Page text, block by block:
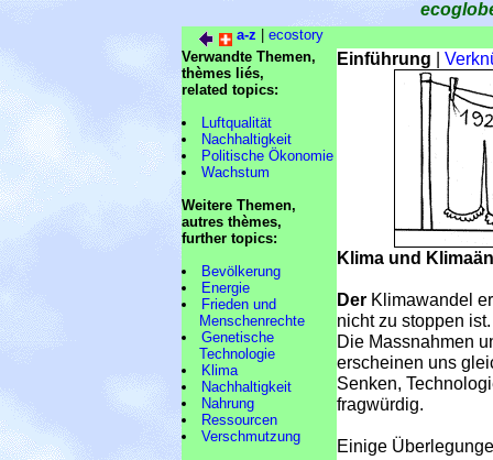
a-z
ecostory
Verwandte Themen,
thèmes liés,
related topics:
Luftqualität
Nachhaltigkeit
Politische Ökonomie
Wachstum
Weitere Themen,
autres thèmes,
further topics:
Bevölkerung
Energie
Frieden und
Menschenrechte
Genetische
Technologie
Klima
Nachhaltigkeit
Nahrung
Ressourcen
Verschmutzung
Einführung |
Klima und
Der Klimawandel
nicht zu stoppen ist.
Die Massnahmen
erscheinen uns
Senken,
fragwürdig.
Einige